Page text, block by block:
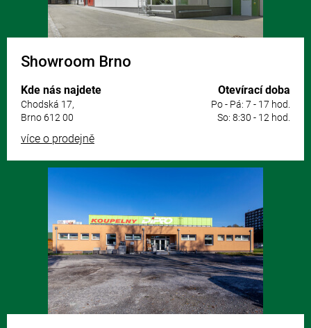
Showroom Brno
Kde nás najdete
Chodská 17,
Brno 612 00
Otevírací doba
Po - Pá: 7 - 17 hod.
So: 8:30 - 12 hod.
více o prodejně